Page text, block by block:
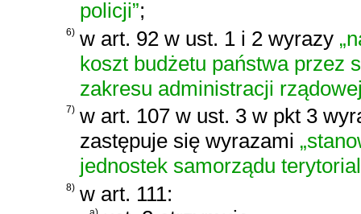
policji”;
6) w art. 92 w ust. 1 i 2 wyrazy
koszt budżetu państwa przez
zakresu administracji
7) w art. 107 w ust. 3 w pkt 3
zastępuje się wyrazami
jednostek samorządu
8) w art. 111: